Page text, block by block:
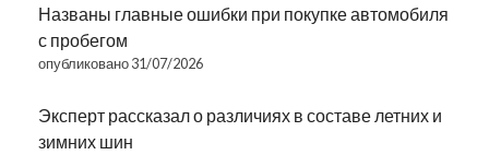
Названы главные ошибки при покупке автомобиля
с пробегом
опубликовано 31/07/2026
Эксперт рассказал о различиях в составе летних и
зимних шин